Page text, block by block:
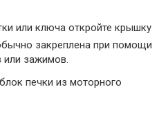
или ключа откройте крышку
закреплена при помощи
или зажимов.
печки из моторного